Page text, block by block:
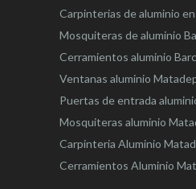
Carpinterias de aluminio
Mosquiteras de aluminio
Cerramientos aluminio
Ventanas aluminio
Puertas de entrada
Mosquiteras aluminio
Carpinteria Aluminio
Cerramientos Aluminio